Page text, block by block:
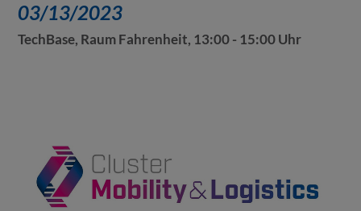
03/13/2023
TechBase, Raum Fahrenheit, 13:00 - 15:00 Uhr